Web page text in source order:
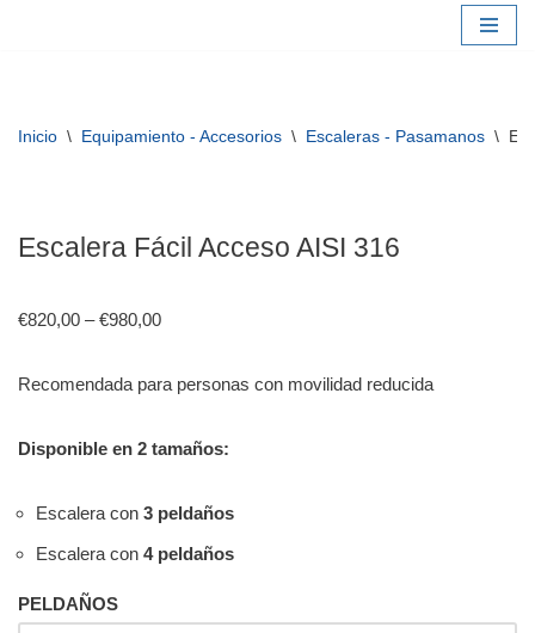
Inicio \ Equipamiento - Accesorios \ Escaleras - Pasamanos \
Escalera Fácil Acceso AISI 316
€820,00 –€980,00
Recomendada para personas con movilidad reducida
Disponible en 2 tamaños:
Escalera con 3 peldaños
Escalera con 4 peldaños
PELDAÑOS